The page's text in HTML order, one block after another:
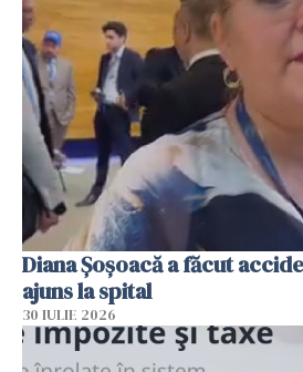
Diana Șoșoacă a făcut
ajuns la spital
30 IULIE 2026